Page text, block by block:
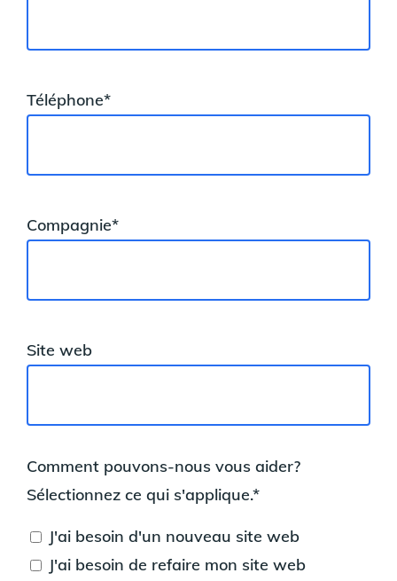
Téléphone*
Compagnie*
Site web
Comment pouvons-nous vous aider?
Sélectionnez ce qui s'applique.*
J'ai besoin d'un nouveau site web
J'ai besoin de refaire mon site web